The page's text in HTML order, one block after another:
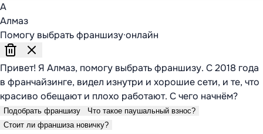
А
Алмаз
Помогу выбрать франшизу·онлайн
Привет! Я Алмаз, помогу выбрать франшизу. С 2018 года
в франчайзинге, видел изнутри и хорошие сети, и те, что
красиво обещают и плохо работают. С чего начнём?
Подобрать франшизу
Что такое паушальный взнос?
Стоит ли франшиза новичку?